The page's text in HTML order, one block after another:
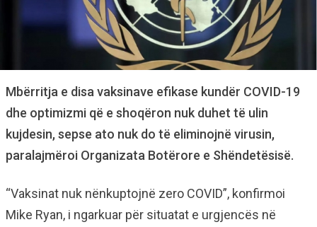
Mbërritja e disa vaksinave efikase kundër COVID-19
dhe optimizmi që e shoqëron nuk duhet të ulin
kujdesin, sepse ato nuk do të eliminojnë virusin,
paralajmëroi Organizata Botërore e Shëndetësisë.
“Vaksinat nuk nënkuptojnë zero COVID”, konfirmoi
Mike Ryan, i ngarkuar për situatat e urgjencës në